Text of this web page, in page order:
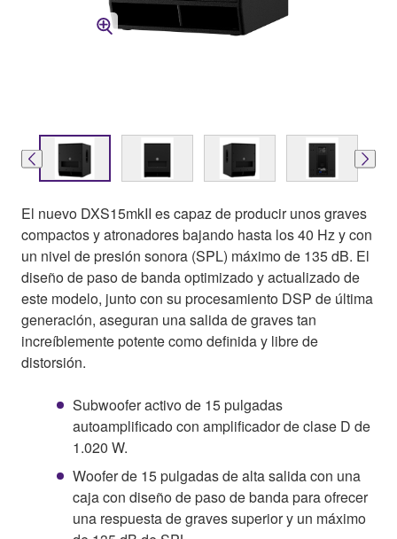
El nuevo DXS15mkII es capaz de producir unos graves
compactos y atronadores bajando hasta los 40 Hz y con
un nivel de presión sonora (SPL) máximo de 135 dB. El
diseño de paso de banda optimizado y actualizado de
este modelo, junto con su procesamiento DSP de última
generación, aseguran una salida de graves tan
increíblemente potente como definida y libre de
distorsión.
Subwoofer activo de 15 pulgadas
autoamplificado con amplificador de clase D de
1.020 W.
Woofer de 15 pulgadas de alta salida con una
caja con diseño de paso de banda para ofrecer
una respuesta de graves superior y un máximo